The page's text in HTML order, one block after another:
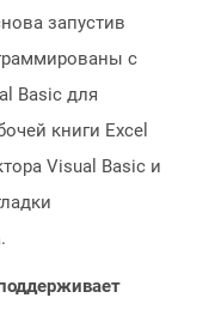
запустив
с
Basic для
книги Excel
Visual Basic и